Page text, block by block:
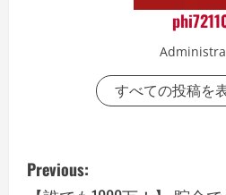
すべての投稿を
P
Previous: